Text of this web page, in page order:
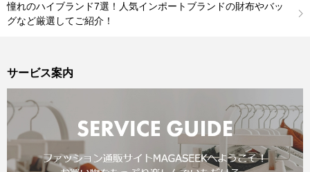
憧れのハイブランド7選！人気インポートブランドの財布やバッ
グなど厳選してご紹介！
サービス案内